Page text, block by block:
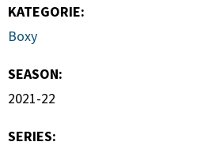
KATEGORIE:
Boxy
SEASON:
2021-22
SERIES: